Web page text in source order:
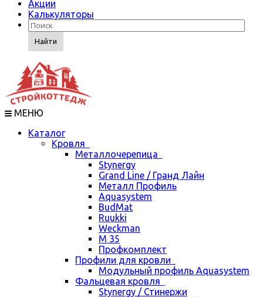
Акции
Калькуляторы
Найти
МЕНЮ
Каталог
Кровля
Металлочерепица
Stynergy
Grand Line / Гранд Лайн
Металл Профиль
Aquasystem
BudMat
Ruukki
Weckman
М 35
Профкомплект
Профили для кровли
Модульный профиль Aquasystem
Фальцевая кровля
Stynergy / Стинержи